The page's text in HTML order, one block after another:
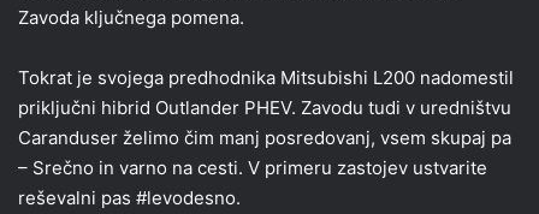
Zavoda ključnega pomena.
Tokrat je svojega predhodnika Mitsubishi L200 nadomestil
priključni hibrid Outlander PHEV. Zavodu tudi v uredništvu
Caranduser želimo čim manj posredovanj, vsem skupaj pa
– Srečno in varno na cesti. V primeru zastojev ustvarite
reševalni pas #levodesno.